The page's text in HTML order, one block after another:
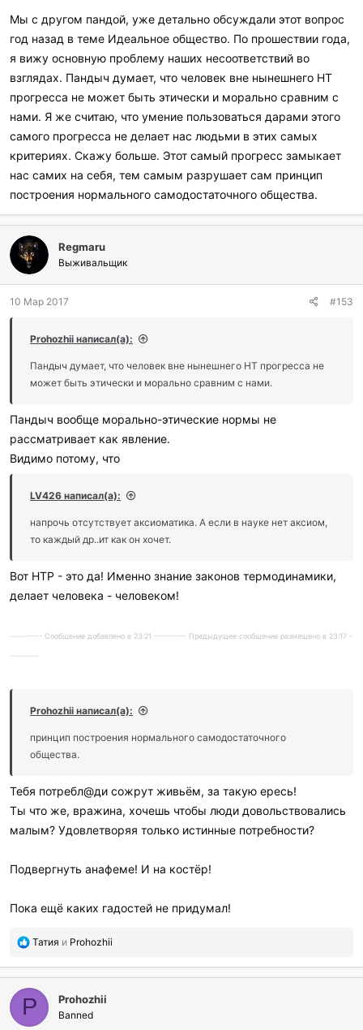
Мы с другом пандой, уже детально обсуждали этот вопрос
год назад в теме Идеальное общество. По прошествии года,
я вижу основную проблему наших несоответствий во
взглядах. Пандыч думает, что человек вне нынешнего НТ
прогресса не может быть этически и морально сравним с
нами. Я же считаю, что умение пользоваться дарами этого
самого прогресса не делает нас людьми в этих самых
критериях. Скажу больше. Этот самый прогресс замыкает
нас самих на себя, тем самым разрушает сам принцип
построения нормального самодостаточного общества.
Regmaru
Выживальщик
10 Мар 2017 #153
Prohozhii написал(а):
Пандыч думает, что человек вне нынешнего НТ прогресса не
может быть этически и морально сравним с нами.
Пандыч вообще морально-этические нормы не
рассматривает как явление.
Видимо потому, что
LV426 написал(а):
напрочь отсутствует аксиоматика. А если в науке нет аксиом,
то каждый др..ит как он хочет.
Вот НТР - это да! Именно знание законов термодинамики,
делает человека - человеком!
---------- Сообщение добавлено в 23:21 ---------- Предыдущее сообщение размещено в 23:17 -
---------
Prohozhii написал(а):
принцип построения нормального самодостаточного
общества.
Тебя потребл@ди сожрут живьём, за такую ересь!
Ты что же, вражина, хочешь чтобы люди довольствовались
малым? Удовлетворяя только истинные потребности?
Подвергнуть анафеме! И на костёр!
Пока ещё каких гадостей не придумал!
П
б
а
Татия и Prohozhii
P Prohozhii
Banned